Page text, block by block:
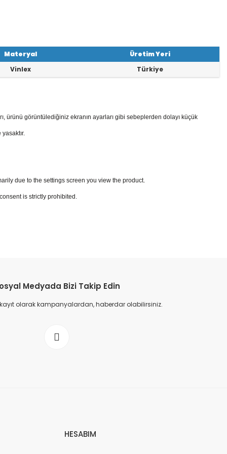
Materyal
Üretim Yeri
Vinlex Türkiye
ürünü görüntülediğiniz ekranın ayarları gibi sebeplerden dolayı küçük
due to the settings screen you view the product.
is strictly prohibited.
Medyada Bizi Takip Edin
olarak kampanyalardan, haberdar olabilirsiniz.
HESABIM